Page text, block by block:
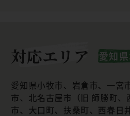
対応エリア 愛知
愛知県小牧市、岩倉市、一宮
市、北名古屋市（旧 師勝町、
市、大口町、扶桑町、西春日